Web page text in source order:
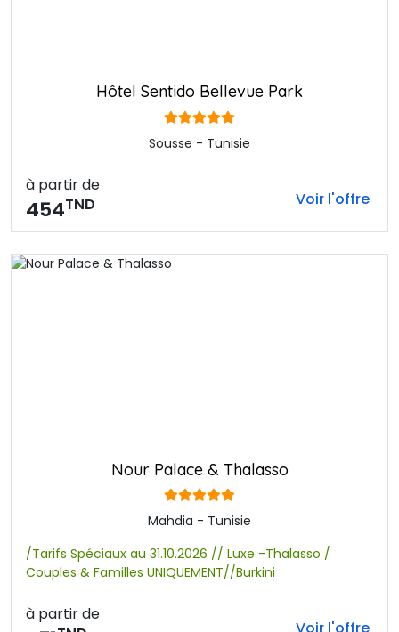
Hôtel Sentido Bellevue Park
Sousse - Tunisie
à partir de
454TND Voir l'offre
Nour Palace & Thalasso
Mahdia - Tunisie
/Tarifs Spéciaux au 31.10.2026 // Luxe -Thalasso /
Couples & Familles UNIQUEMENT//Burkini
à partir de